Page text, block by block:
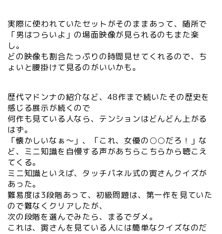
実際に使われていたセットがそのままあって、随所で
「男はつらいよ」の場面映像が見られるのもまた楽
し。
どの映像も割合たっぷりの時間見せてくれるので、ち
ょいと腰掛けて見るのがいいかも。
歴代マドンナの紹介など、48作まで続いたその歴史を
感じる展示が続くので
何作も見ている人なら、テンションはどんどん上がる
はず。
「懐かしいなぁ～」、「これ、女優の○○だろ！」な
ど、ミニ知識を自慢する声があちらこちらから聴こえ
てくる。
ミニ知識といえば、タッチパネル式の寅さんクイズが
あった。
難易度は3段階あって、初級問題は、第一作を見ていた
ので難なくクリアしたが、
次の段階を選んでみたら、まるでダメ。
これは、寅さんを見ている人には簡単なクイズなのだ